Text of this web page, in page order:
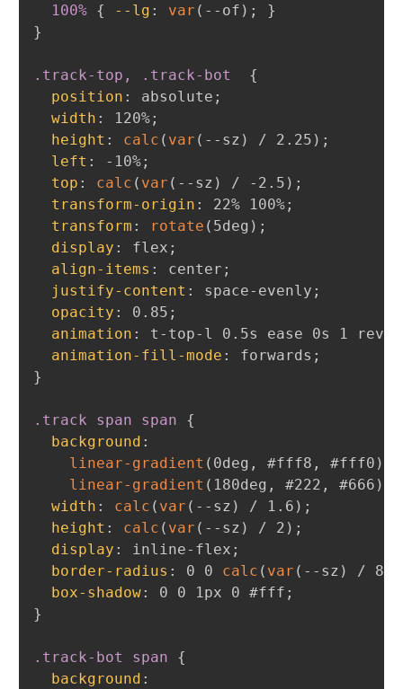
100% { --lg : var ( --of ) ;
}
}
.track-top, .track-bot
{
position : absolute ;
width : 120%;
height : calc ( var ( --sz ) / 2.25 ) ;
left : -10%;
top : calc ( var ( --sz ) / -2.5 ) ;
transform-origin : 22% 100%;
transform : rotate ( 5deg ) ;
display : flex ;
align-items : center ;
justify-content : space-evenly ;
opacity : 0.85 ;
animation :
t-top-l 0.5s ease 0s 1
animation-fill-mode : forwards ;
}
.track span span
{
background :
linear-gradient ( 0deg , #fff8 , #fff0 )
linear-gradient ( 180deg , #222 , #666 )
width : calc ( var ( --sz ) / 1.6 ) ;
height : calc ( var ( --sz ) / 2 ) ;
display : inline-flex ;
border-radius : 0 0 calc ( var ( --sz ) / 8
box-shadow: 0 0 1px 0 #fff ;
}
.track-bot span
{
background :